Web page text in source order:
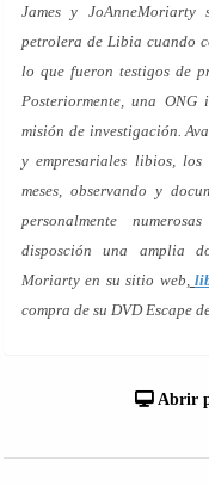
James y
petrolera de Libia cuando
lo que fueron testigos de
Posteriormente, una
misión de investigación.
y empresariales libios,
meses, observando y
personalmente
disposción una amplia
Moriarty en su sitio web,
compra de su DVDEscape
Abrir